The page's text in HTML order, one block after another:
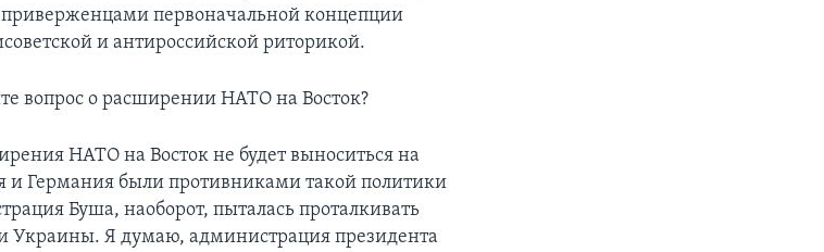
приверженцами первоначальной концепции
и антироссийской риторикой.
вопрос о расширении НАТО на Восток?
НАТО на Восток не будет выноситься на
Германия были противниками такой политики
Буша, наоборот, пыталась проталкивать
и Украины. Я думаю, администрация президента